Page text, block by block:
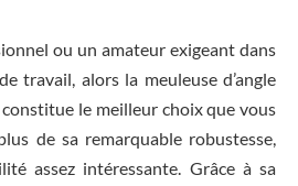
ou un amateur exigeant dans
travail, alors la meuleuse d’angle
le meilleur choix que vous
de sa remarquable robustesse,
assez intéressante. Grâce à sa